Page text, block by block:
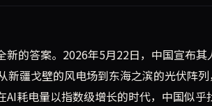
可再生能源电网地图，实现清洁能源
的答案。2026年5月22日，中国宣布其
新疆戈壁的风电场到东海之滨的光伏阵
耗电量以指数级增长的时代，中国似乎